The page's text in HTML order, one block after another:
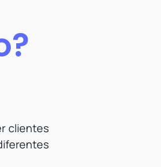
clientes